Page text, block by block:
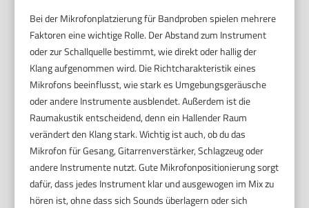
Bei der Mikrofonplatzierung für Bandproben spielen mehrere
Faktoren eine wichtige Rolle. Der Abstand zum Instrument
oder zur Schallquelle bestimmt, wie direkt oder hallig der
Klang aufgenommen wird. Die Richtcharakteristik eines
Mikrofons beeinflusst, wie stark es Umgebungsgeräusche
oder andere Instrumente ausblendet. Außerdem ist die
Raumakustik entscheidend, denn ein Hallender Raum
verändert den Klang stark. Wichtig ist auch, ob du das
Mikrofon für Gesang, Gitarrenverstärker, Schlagzeug oder
andere Instrumente nutzt. Gute Mikrofonpositionierung sorgt
dafür, dass jedes Instrument klar und ausgewogen im Mix zu
hören ist, ohne dass sich Sounds überlagern oder sich